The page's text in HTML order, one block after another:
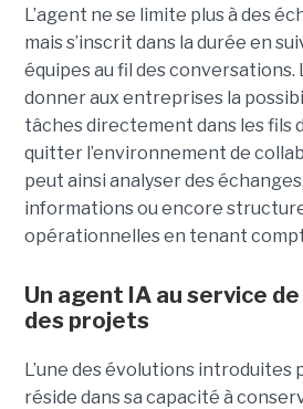
L’agent ne se limite plus à des
mais s’inscrit dans la durée en
équipes au fil des conversations.
donner aux entreprises la
tâches directement dans les fils
quitter l’environnement de
peut ainsi analyser des
informations ou encore
opérationnelles en tenant
Un agent IA au service
des projets
L’une des évolutions introduites
réside dans sa capacité à